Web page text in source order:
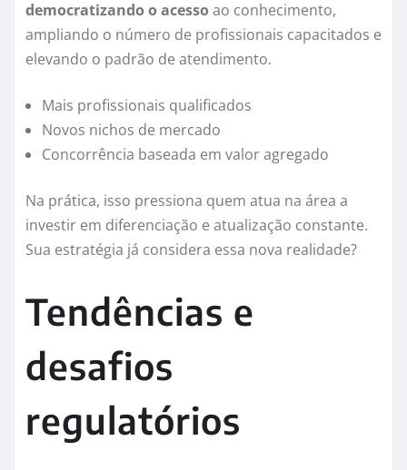
democratizando o acesso ao conhecimento,
ampliando o número de profissionais capacitados e
elevando o padrão de atendimento.
Mais profissionais qualificados
Novos nichos de mercado
Concorrência baseada em valor agregado
Na prática, isso pressiona quem atua na área a
investir em diferenciação e atualização constante.
Sua estratégia já considera essa nova realidade?
Tendências e
desafios
regulatórios